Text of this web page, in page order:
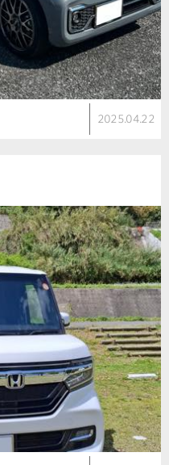
2025.04.22